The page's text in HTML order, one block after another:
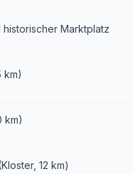
historischer Marktplatz
km)
km)
12 km)